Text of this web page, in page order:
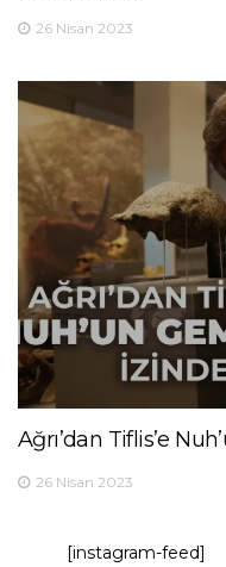
26 Nisan 2023
Ağrı’dan Tiflis’e
26 Nisan 2023
[instagram-feed]